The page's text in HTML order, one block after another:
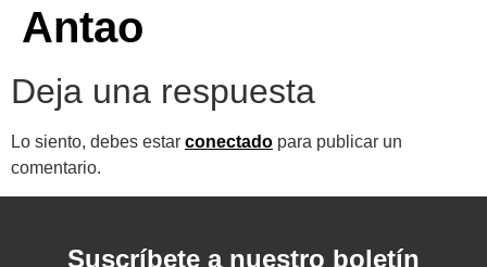
Antao
Deja una respuesta
Lo siento, debes estar conectado para publicar un
comentario.
Suscríbete a nuestro boletín